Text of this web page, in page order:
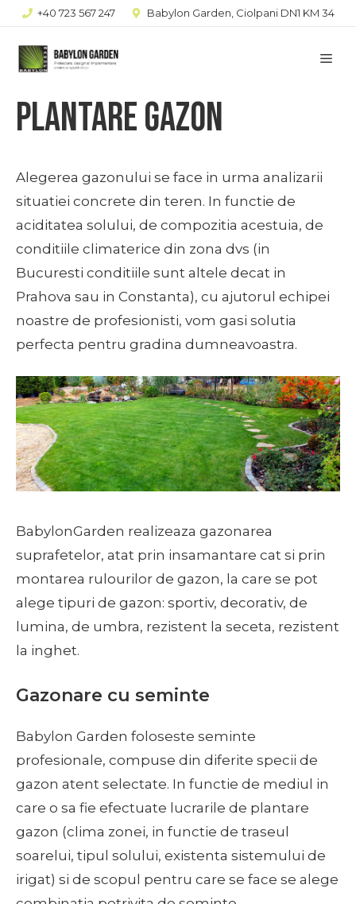
Sari
conținut
+40 723 567 247 Babylon Garden, Ciolpani DN1 KM 34
Plantare gazon
Alegerea gazonului se face in urma analizarii
situatiei concrete din teren. In functie de
aciditatea solului, de compozitia acestuia, de
conditiile climaterice din zona dvs (in
Bucuresti conditiile sunt altele decat in
Prahova sau in Constanta), cu ajutorul echipei
noastre de profesionisti, vom gasi solutia
perfecta pentru gradina dumneavoastra.
BabylonGarden realizeaza gazonarea
suprafetelor, atat prin insamantare cat si prin
montarea rulourilor de gazon, la care se pot
alege tipuri de gazon: sportiv, decorativ, de
lumina, de umbra, rezistent la seceta, rezistent
la inghet.
Gazonare cu seminte
Babylon Garden foloseste seminte
profesionale, compuse din diferite specii de
gazon atent selectate. In functie de mediul in
care o sa fie efectuate lucrarile de plantare
gazon (clima zonei, in functie de traseul
soarelui, tipul solului, existenta sistemului de
irigat) si de scopul pentru care se face se alege